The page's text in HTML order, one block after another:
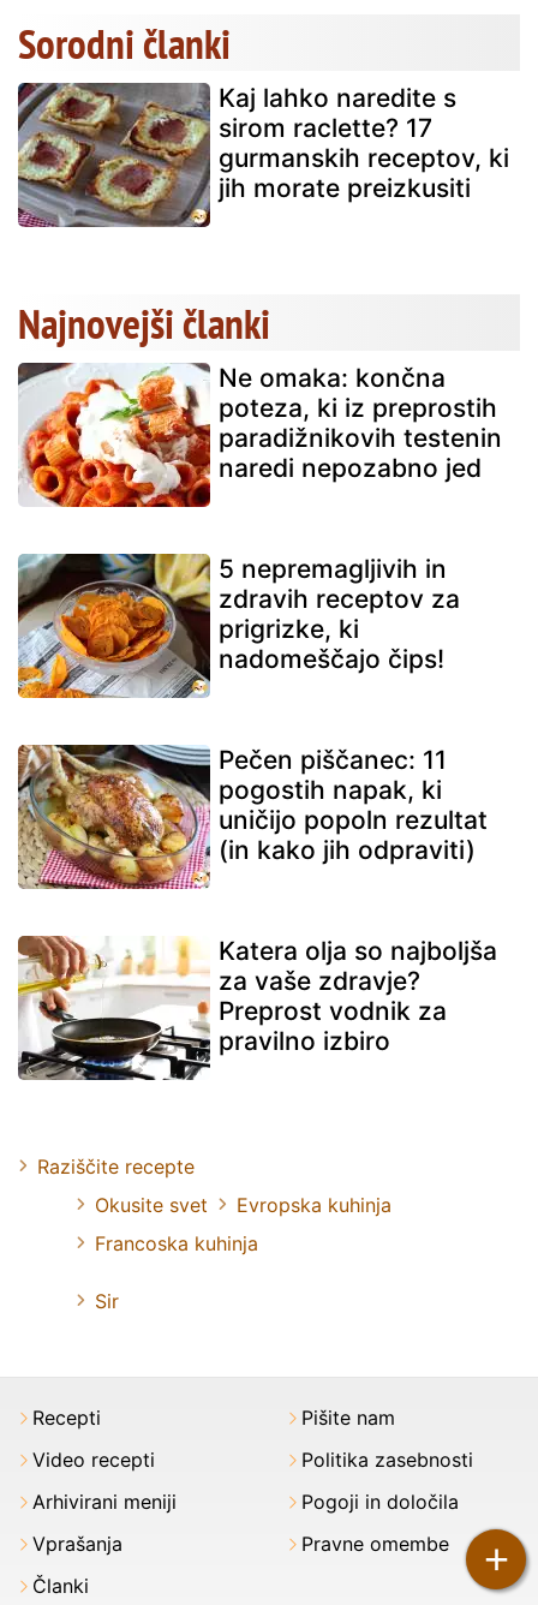
+
Sorodni članki
Kaj lahko naredite s
sirom raclette? 17
gurmanskih receptov, ki
jih morate preizkusiti
Najnovejši članki
Ne omaka: končna
poteza, ki iz preprostih
paradižnikovih testenin
naredi nepozabno jed
5 nepremagljivih in
zdravih receptov za
prigrizke, ki
nadomeščajo čips!
Pečen piščanec: 11
pogostih napak, ki
uničijo popoln rezultat
(in kako jih odpraviti)
Katera olja so najboljša
za vaše zdravje?
Preprost vodnik za
pravilno izbiro
Raziščite recepte
Okusite svet
Evropska kuhinja
Francoska kuhinja
Sir
Recepti
Video recepti
Arhivirani meniji
Vprašanja
Članki
Pišite nam
Politika zasebnosti
Pogoji in določila
Pravne omembe